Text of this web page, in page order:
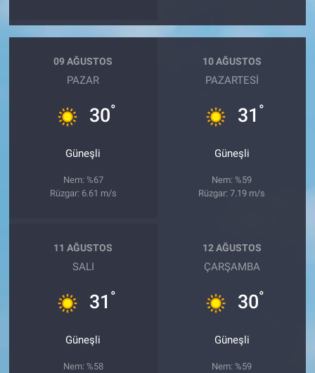
09 AĞUSTOS
PAZAR
30°
Güneşli
Nem: %67
Rüzgar: 6.61 m/s
10 AĞUSTOS
PAZARTESI
31 °
Güneşli
Nem: %59
Rüzgar: 7.19 m/s
11 AĞUSTOS
SALI
31 °
Güneşli
Nem: %58
12 AĞUSTOS
ÇARŞAMBA
30°
Güneşli
Nem: %59